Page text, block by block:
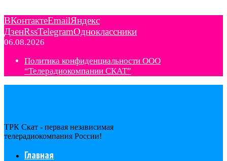
ВКонтактеEmailЯндекс
ДзенRssTelegramОдноклассники
06.08.2026
Политика конфиденциальности ООО
“Телерадиокомпании СКАТ”
ТРК Скат - первая независимая
телерадиокомпания Роcсии!
Главная